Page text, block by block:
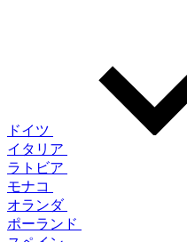
ドイツ
イタリア
ラトビア
モナコ
オランダ
ポーランド